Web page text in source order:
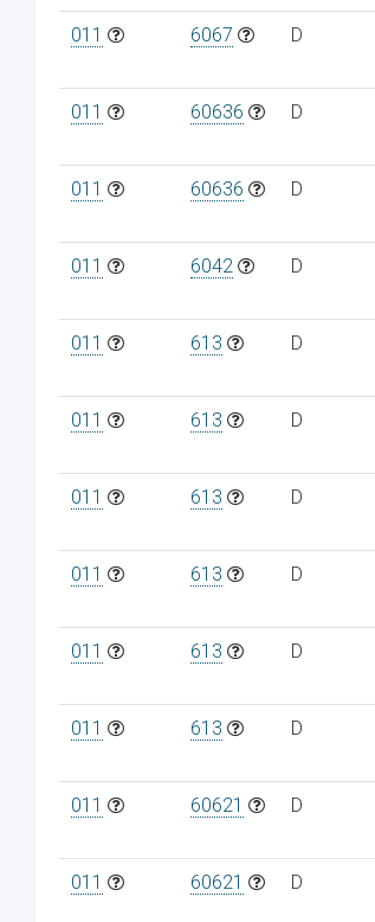
011 6067 D
011 60636 D
011 60636 D
011 6042 D
011 613 D
011 613 D
011 613 D
011 613 D
011 613 D
011 613 D
011 60621 D
011 60621 D